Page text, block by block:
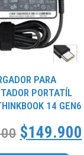
PARA
PORTATÍL
14 GEN6
$149.900